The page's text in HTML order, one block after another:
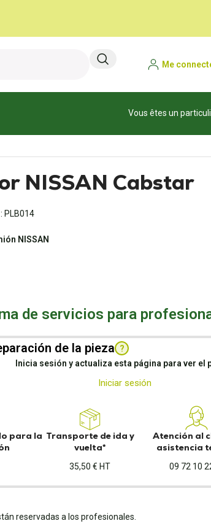
Me
Vous êtes un
NISSAN Cabstar
PLB014
NISSAN
de servicios para
de la pieza ?
Inicia sesión y actualiza esta página para ver el
Iniciar sesión
para la Transporte de ida y
vuelta*
35,50 € HT
Atención al
asistencia
09 72 10
reservadas a los profesionales.